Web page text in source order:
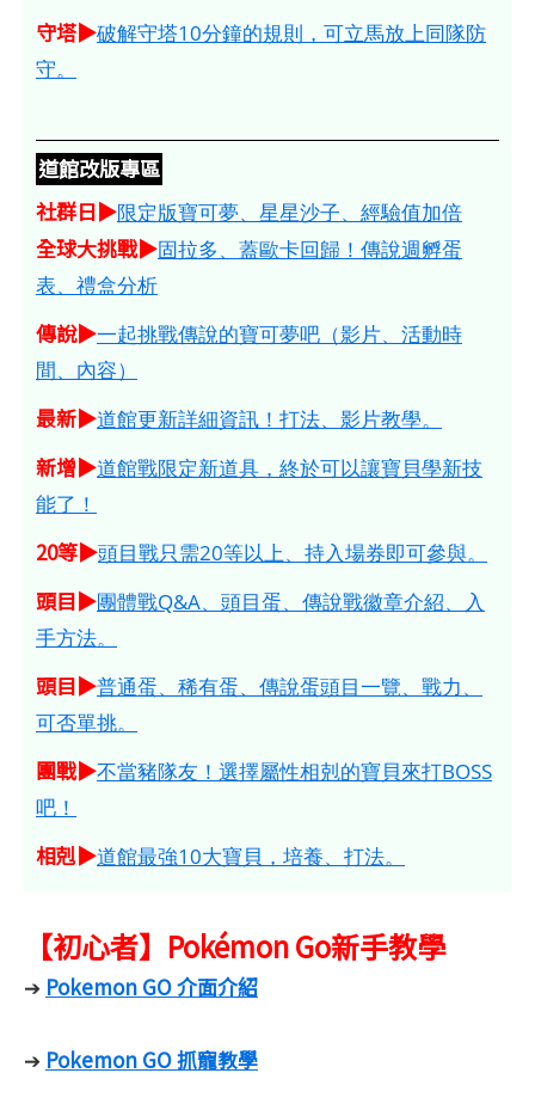
守塔▶破解守塔10分鐘的規則，可立馬放上同隊防
守。
道館改版專區
社群日▶限定版寶可夢、星星沙子、經驗值加倍
全球大挑戰▶固拉多、蓋歐卡回歸！傳說週孵蛋
表、禮盒分析
傳說▶一起挑戰傳說的寶可夢吧（影片、活動時
間、內容）
最新▶道館更新詳細資訊！打法、影片教學。
新增▶道館戰限定新道具，終於可以讓寶貝學新技
能了！
20等▶頭目戰只需20等以上、持入場券即可參與。
頭目▶團體戰Q&A、頭目蛋、傳說戰徽章介紹、入
手方法。
頭目▶普通蛋、稀有蛋、傳說蛋頭目一覽、戰力、
可否單挑。
團戰▶不當豬隊友！選擇屬性相剋的寶貝來打BOSS
吧！
相剋▶道館最強10大寶貝，培養、打法。
【初心者】Pokémon Go新手教學
➔ Pokemon GO 介面介紹
➔ Pokemon GO 抓寵教學